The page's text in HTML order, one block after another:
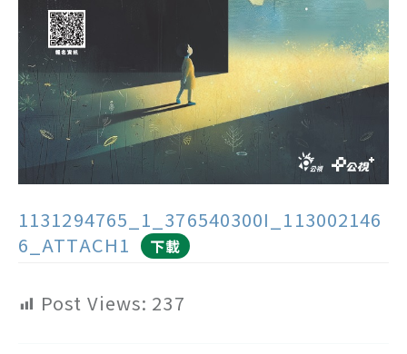
1131294765_1_376540300I_113002146
6_ATTACH1
下載
Post Views: 237